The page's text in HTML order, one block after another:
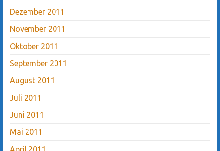
Dezember 2011
November 2011
Oktober 2011
September 2011
August 2011
Juli 2011
Juni 2011
Mai 2011
April 2011